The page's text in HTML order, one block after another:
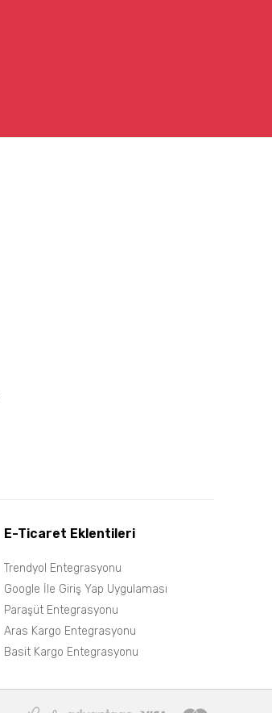
E-Ticaret Eklentileri
Trendyol Entegrasyonu
Google İle Giriş Yap Uygulaması
Paraşüt Entegrasyonu
Aras Kargo Entegrasyonu
Basit Kargo Entegrasyonu